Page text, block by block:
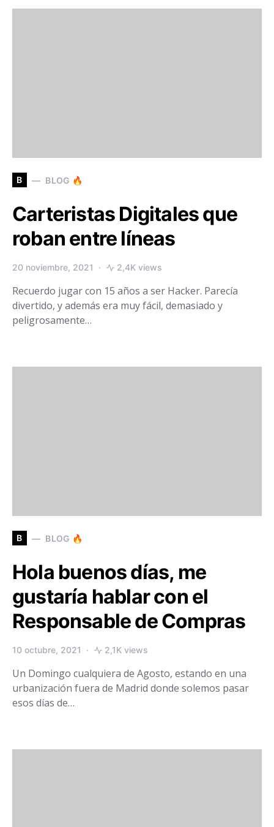
B BLOG 🔥
Carteristas Digitales que
roban entre líneas
20 noviembre, 2021 2,4K views
Recuerdo jugar con 15 años a ser Hacker. Parecía
divertido, y además era muy fácil, demasiado y
peligrosamente…
B BLOG 🔥
Hola buenos días, me
gustaría hablar con el
Responsable de Compras
10 octubre, 2021 2,1K views
Un Domingo cualquiera de Agosto, estando en una
urbanización fuera de Madrid donde solemos pasar
esos días de…